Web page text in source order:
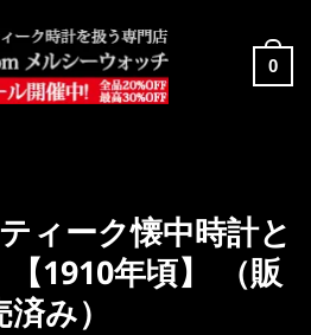
0
ィーク懐中時計と
1910年頃】 （販
済み）